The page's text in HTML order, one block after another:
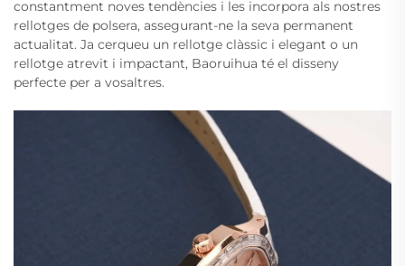
constantment noves tendències i les incorpora als nostres
rellotges de polsera, assegurant-ne la seva permanent
actualitat. Ja cerqueu un rellotge clàssic i elegant o un
rellotge atrevit i impactant, Baoruihua té el disseny
perfecte per a vosaltres.